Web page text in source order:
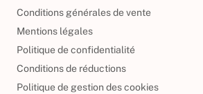
Conditions générales de vente
Mentions légales
Politique de confidentialité
Conditions de réductions
Politique de gestion des cookies